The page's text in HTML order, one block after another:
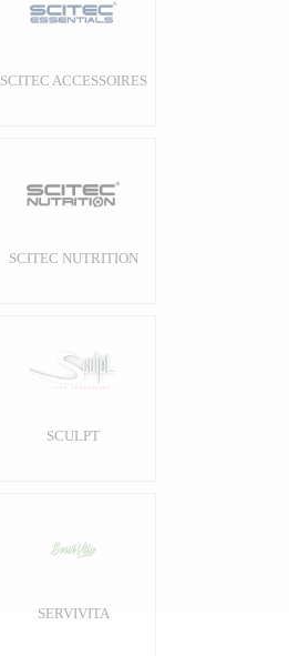
SCITEC ACCESSOIRES
SCITEC NUTRITION
SCULPT
SERVIVITA